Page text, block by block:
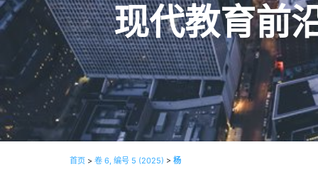
现代教育前
首页 > 卷 6, 编号 5 (2025) > 杨